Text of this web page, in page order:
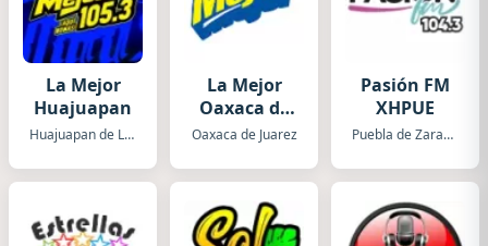
La Mejor
Huajuapan
Huajuapan de Leon
La Mejor
Oaxaca de
Juarez
Oaxaca de Juarez
Pasión FM
XHPUE
Puebla de Zaragoza